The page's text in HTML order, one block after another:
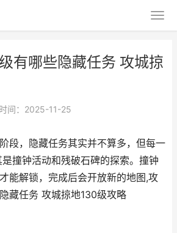
有哪些隐藏任务 攻城掠
间：2025-11-25
段，隐藏任务其实并不算多，但每一
撞钟活动和残破石碑的探索。撞钟
能解锁，完成后会开放新的地图,攻
藏任务 攻城掠地130级攻略